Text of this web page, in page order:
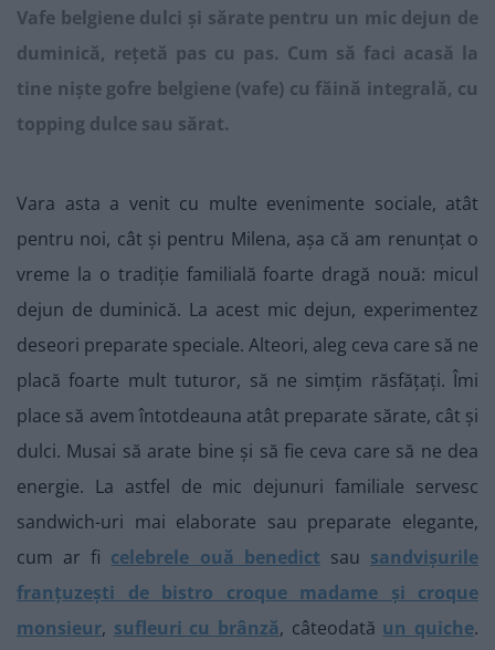
Vafe belgiene dulci și sărate pentru un mic dejun de
duminică, rețetă pas cu pas. Cum să faci acasă la
tine niște gofre belgiene (vafe) cu făină integrală, cu
topping dulce sau sărat.
Vara asta a venit cu multe evenimente sociale, atât
pentru noi, cât și pentru Milena, așa că am renunțat o
vreme la o tradiție familială foarte dragă nouă: micul
dejun de duminică. La acest mic dejun, experimentez
deseori preparate speciale. Alteori, aleg ceva care să ne
placă foarte mult tuturor, să ne simțim răsfățați. Îmi
place să avem întotdeauna atât preparate sărate, cât și
dulci. Musai să arate bine și să fie ceva care să ne dea
energie. La astfel de mic dejunuri familiale servesc
sandwich-uri mai elaborate sau preparate elegante,
cum ar fi celebrele ouă benedict sau sandvișurile
franțuzești de bistro croque madame și croque
monsieur, sufleuri cu brânză, câteodată un quiche.